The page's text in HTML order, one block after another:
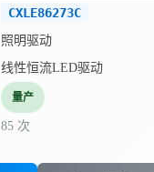
CXLE86273C
照明驱动
线性恒流LED驱动
量产
85 次